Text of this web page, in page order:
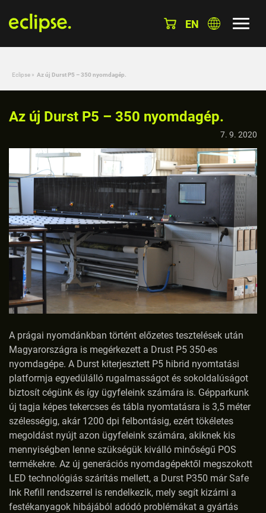
EN
Eclipse » Az új Durst P5 – 350 nyomdagép.
Az új Durst P5 – 350 nyomdagép.
7. 9. 2020
A prágai nyomdánkban történt előzetes tesztelések után
Magyarországra is megérkezett a Drust P5 350-es
nyomdagépe. A Durst kiterjesztett P5 hibrid nyomtatási
platformja egyedülálló rugalmasságot és sokoldalúságot
biztosít cégünk és így ügyfeleink számára is. Gépparkunk
új tagja képes tekercses és tábla nyomtatásra is 3,5 méter
szélességig, akár 1200 dpi felbontásig, ezért tökéletes
megoldást nyújt azon ügyfeleink számára, akiknek kis
mennyiségben lenne szükségük kiválló minőségű POS
termékekre. Az új generációs nyomdagépektől megszokott
LED technológiás szárítás mellett, a Durst P350 már Safe
Ink Refill rendszerrel is rendelkezik, mely segít kizárni a
festékanyagok hibájából adódó problémákat a gyártás